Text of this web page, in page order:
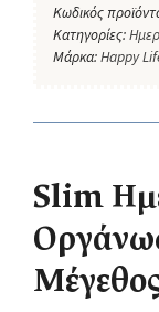
Κωδικός
Κατηγορίες:
Μάρκα:Happy
Slim